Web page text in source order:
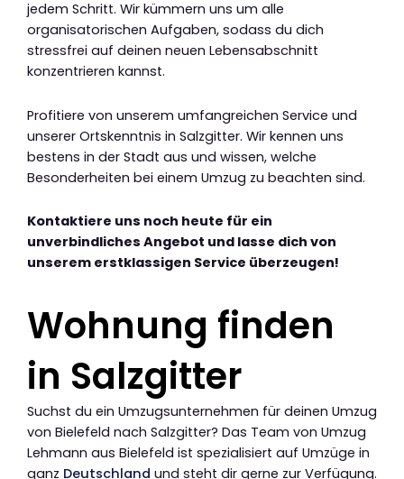
jedem Schritt. Wir kümmern uns um alle
organisatorischen Aufgaben, sodass du dich
stressfrei auf deinen neuen Lebensabschnitt
konzentrieren kannst.
Profitiere von unserem umfangreichen Service und
unserer Ortskenntnis in Salzgitter. Wir kennen uns
bestens in der Stadt aus und wissen, welche
Besonderheiten bei einem Umzug zu beachten sind.
Kontaktiere uns noch heute für ein
unverbindliches Angebot und lasse dich von
unserem erstklassigen Service überzeugen!
Wohnung finden
in Salzgitter
Suchst du ein Umzugsunternehmen für deinen Umzug
von Bielefeld nach Salzgitter? Das Team von Umzug
Lehmann aus Bielefeld ist spezialisiert auf Umzüge in
ganz Deutschland und steht dir gerne zur Verfügung.